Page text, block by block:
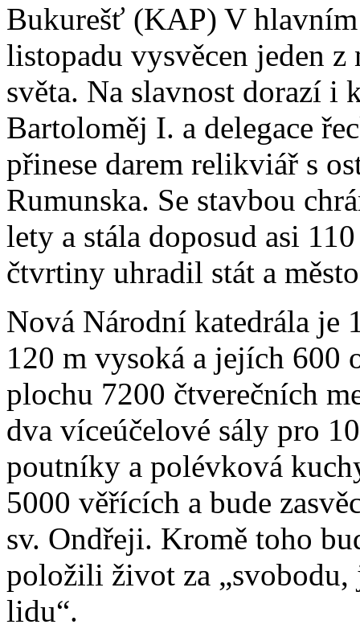
Bukurešť (KAP) V hlavním
listopadu vysvěcen jeden
světa. Na slavnost dorazí i
Bartoloměj I. a delegace
přinese darem relikviář s
Rumunska. Se stavbou
lety a stála doposud asi
čtvrtiny uhradil stát a
Nová Národní katedrála je
120 m vysoká a jejích 600
plochu 7200 čtverečních
dva víceúčelové sály pro
poutníky a polévková
5000 věřících a bude
sv. Ondřeji. Kromě toho
položili život za „svobodu,
lidu“.